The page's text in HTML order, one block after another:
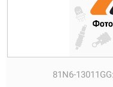
81N6-13011GG: